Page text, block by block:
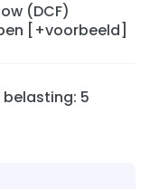
(DCF)
[+voorbeeld]
belasting: 5